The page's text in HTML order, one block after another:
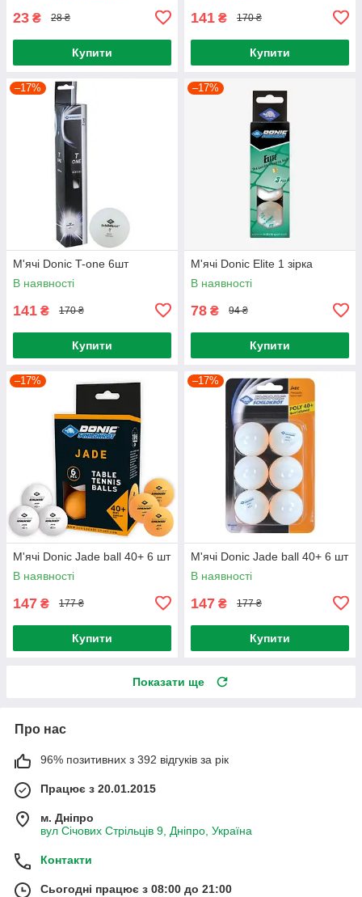
23 ₴ 28 ₴
Купити
141 ₴ 170 ₴
Купити
–17%
М'ячі Donic T-one 6шт
В наявності
141 ₴ 170 ₴
Купити
–17%
М'ячі Donic Elite 1 зірка
В наявності
78 ₴ 94 ₴
Купити
–17%
М'ячі Donic Jade ball 40+ 6 шт
В наявності
147 ₴ 177 ₴
Купити
–17%
М'ячі Donic Jade ball 40+ 6 шт
В наявності
147 ₴ 177 ₴
Купити
Показати ще
Про нас
96% позитивних з 392 відгуків за рік
Працює з 20.01.2015
м. Дніпро
вул Січових Стрільців 9, Дніпро, Україна
Контакти
Сьогодні працює з 08:00 до 21:00